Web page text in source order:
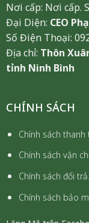
Nơi cấp: Nơi cấp.
Đại Diện: CEO
Số Điện Thoại:
Địa chỉ: Thôn
tỉnh Ninh Bình
CHÍNH SÁCH
Chính sách thanh
Chính sách vận
Chính sách đổi trả.
Chính sách bảo